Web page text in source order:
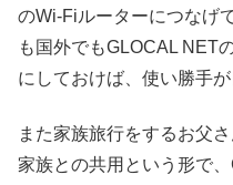
のWi-Fiルーターにつなげ
も国外でもGLOCAL NET
にしておけば、使い勝手
また家族旅行をするお父
家族との共用という形で